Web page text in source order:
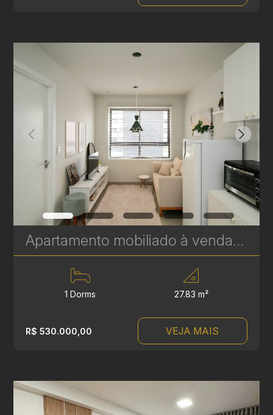
Apartamento mobiliado à venda com 1 quarto no Batel, Curitiba - 27 m² - MUV Residence | Ref. 1815
1 Dorms 27.83 m²
R$ 530.000,00 VEJA MAIS